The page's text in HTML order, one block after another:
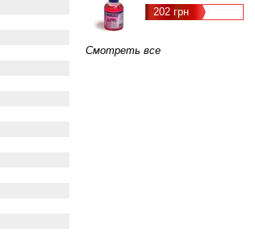
202 грн
Смотреть все